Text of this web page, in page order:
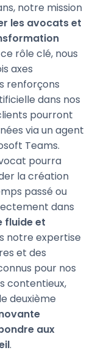
notre mission
les avocats et
rôle clé, nous
axes
renforçons
dans nos
pourront
via un agent
Teams.
pourra
la création
passé ou
dans
fluide et
notre expertise
et des
pour nos
contentieux,
deuxième
aux
.